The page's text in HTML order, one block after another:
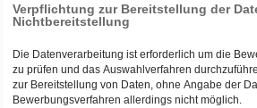
Verpflichtung zur Bereitstellung der
Nichtbereitstellung
Die Datenverarbeitung ist erforderlich um die
zu prüfen und das Auswahlverfahren
zur Bereitstellung von Daten, ohne Angabe der
Bewerbungsverfahren allerdings nicht möglich.